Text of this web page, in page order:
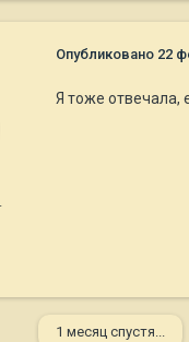
Опубликовано 22
Я тоже отвечала,
1 месяц спустя...